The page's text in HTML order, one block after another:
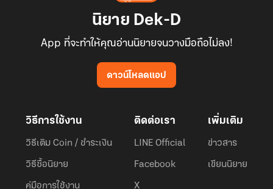
นิยาย Dek-D
App ที่จะทำให้คุณอ่านนิยายจนวางมือถือไม่ลง!
ดาวน์โหลดแอป
วิธีการใช้งาน
วิธีเติม Coin / ชำระเงิน
วิธีซื้อนิยาย
คู่มือการใช้งาน
ติดต่อเรา
LINE Official
Facebook
X
เพิ่มเติม
ข่าวสาร
เขียนนิยาย